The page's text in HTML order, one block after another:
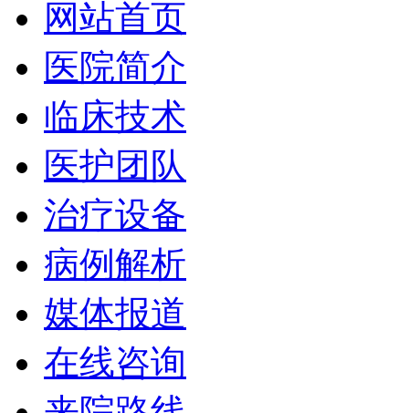
网站首页
医院简介
临床技术
医护团队
治疗设备
病例解析
媒体报道
在线咨询